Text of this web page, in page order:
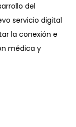
del
servicio digital
la conexión e
médica y